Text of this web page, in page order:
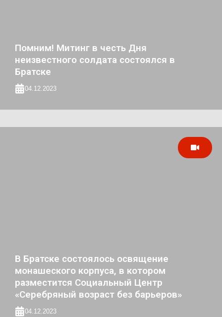
Помним! Митинг в честь Дня
неизвестного солдата состоялся в
Братске
04.12.2023
В Братске состоялось освящение
монашеского корпуса, в котором
разместится Социальный Центр
«Серебряный возраст без барьеров»
04.12.2023